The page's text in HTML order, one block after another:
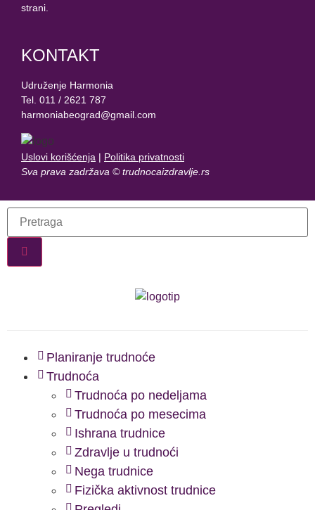
strani.
KONTAKT
Udruženje Harmonia
Tel. 011 / 2621 787
harmoniabeograd@gmail.com
Uslovi korišćenja | Politika privatnosti
Sva prava zadržava © trudnocaizdravlje.rs
Planiranje trudnoće
Trudnoća
Trudnoća po nedeljama
Trudnoća po mesecima
Ishrana trudnice
Zdravlje u trudnoći
Nega trudnice
Fizička aktivnost trudnice